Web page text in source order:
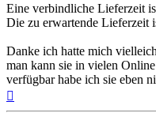
Eine verbindliche Lieferzeit
Die zu erwartende Lieferzeit
Danke ich hatte mich
man kann sie in vielen
verfügbar habe ich sie eben